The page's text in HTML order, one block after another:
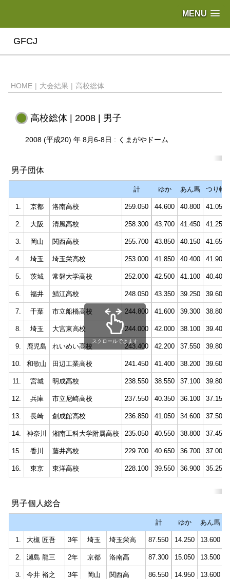
MENU
GFCJ
HOME | 大会結果 | 高校総体
高校総体 | 2008 | 男子
2008 (平成20) 年 8月6-8日 : くまがやドーム
男子団体
計 ゆか あん馬 つり輪
1. 京都 洛南高校 259.050 44.600 40.800 41.050
2. 大阪 清風高校 258.300 43.700 41.450 41.250
3. 岡山 関西高校 255.700 43.850 40.150 41.650
4. 埼玉 埼玉栄高校 253.000 41.850 40.400 41.900
5. 茨城 常磐大学高校 252.000 42.500 41.100 40.400
6. 福井 鯖江高校 248.050 43.350 39.250 39.600
7. 千葉 市立船橋高校 244.800 41.600 39.300 38.800
8. 埼玉 大宮東高校 244.000 42.000 38.100 39.400
9. 鹿児島 れいめい高校 243.400 42.200 37.550 39.800
10. 和歌山 田辺工業高校 241.450 41.400 38.200 39.600
11. 宮城 明成高校 238.550 38.550 37.100 39.800
12. 兵庫 市立尼崎高校 237.550 40.350 36.100 37.150
13. 長崎 創成館高校 236.850 41.050 34.600 37.500
14. 神奈川 湘南工科大学附属高校 235.050 40.550 38.800 37.450
15. 香川 藤井高校 229.700 40.650 36.700 37.000
16. 東京 東洋高校 228.100 39.550 36.900 35.250
スクロールできます
男子個人総合
計 ゆか あん馬
1. 大槻 匠吾 3年 埼玉 埼玉栄高 87.550 14.250 13.600
2. 瀬島 龍三 2年 京都 洛南高 87.300 15.050 13.500
3. 今井 裕之 3年 岡山 関西高 86.550 14.950 13.600